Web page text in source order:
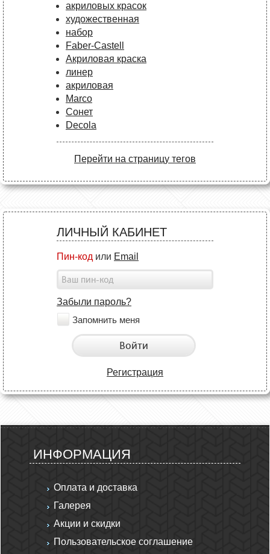
акриловых красок
художественная
набор
Faber-Castell
Акриловая краска
линер
акриловая
Marco
Сонет
Decola
Перейти на страницу тегов
ЛИЧНЫЙ КАБИНЕТ
Пин-код или Email
Забыли пароль?
Запомнить меня
Войти
Регистрация
ИНФОРМАЦИЯ
Оплата и доставка
Галерея
Акции и скидки
Пользовательское соглашение